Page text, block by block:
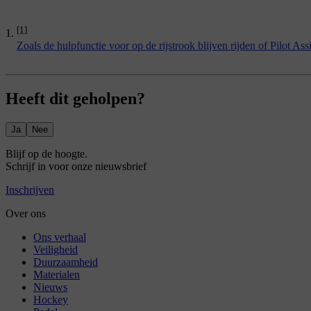
[1]
Zoals de hulpfunctie voor op de rijstrook blijven rijden of Pilot
Heeft dit geholpen?
Ja Nee